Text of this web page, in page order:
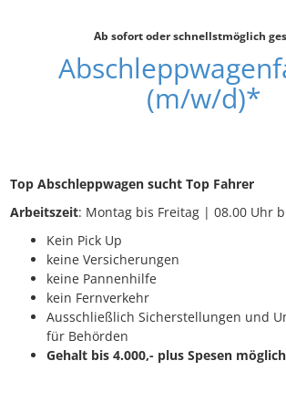
Ab sofort oder schnellstmöglich
(m/w/d)*
Top Abschleppwagen sucht Top Fahrer
Arbeitszeit: Montag bis Freitag | 08.00 Uhr
Kein Pick Up
keine Versicherungen
keine Pannenhilfe
kein Fernverkehr
Ausschließlich Sicherstellungen und
für Behörden
Gehalt bis 4.000,- plus Spesen möglich